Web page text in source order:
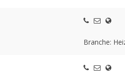
Branche: